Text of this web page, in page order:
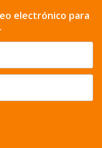
electrónico para